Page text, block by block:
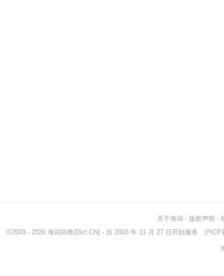
关于海词 - 版权声明 -
©2003 - 2026 海词词典(Dict.CN) - 自 2003 年 11 月 27 日开始服务 沪ICP